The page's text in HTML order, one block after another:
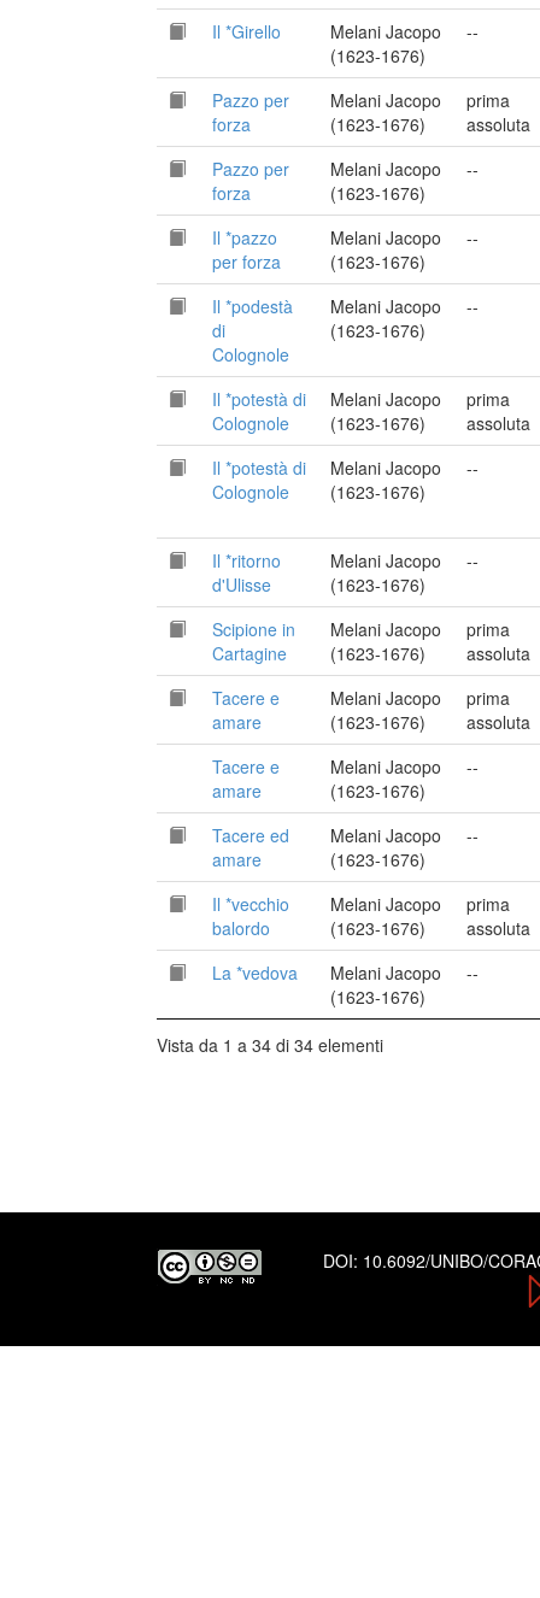
Il *Girello
Melani Jacopo
(1623-1676)
--
Pazzo per
forza
Melani Jacopo
(1623-1676)
prima
assoluta
Pazzo per
forza
Melani Jacopo
(1623-1676)
--
Il *pazzo
per forza
Melani Jacopo
(1623-1676)
--
Il *podestà
di
Colognole
Melani Jacopo
(1623-1676)
--
Il *potestà di
Colognole
Melani Jacopo
(1623-1676)
prima
assoluta
Il *potestà di
Colognole
Melani Jacopo
(1623-1676)
--
Il *ritorno
d'Ulisse
Melani Jacopo
(1623-1676)
--
Scipione in
Cartagine
Melani Jacopo
(1623-1676)
prima
assoluta
Tacere e
amare
Melani Jacopo
(1623-1676)
prima
assoluta
Tacere e
amare
Melani Jacopo
(1623-1676)
--
Tacere ed
amare
Melani Jacopo
(1623-1676)
--
Il *vecchio
balordo
Melani Jacopo
(1623-1676)
prima
assoluta
La *vedova
Melani Jacopo
(1623-1676)
--
Vista da 1 a 34 di 34 elementi
DOI: 10.6092/UNIBO/